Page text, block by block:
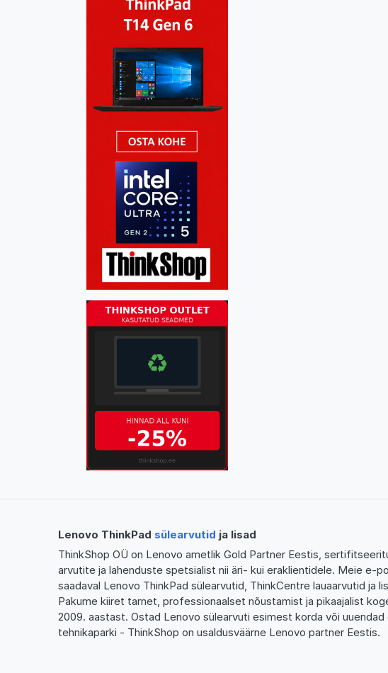
Lenovo ThinkPad sülearvutid ja lisad
ThinkShop OÜ on Lenovo ametlik Gold Partner Eestis,
arvutite ja lahenduste spetsialist nii äri- kui eraklientidele. Meie e-
saadaval Lenovo ThinkPad sülearvutid, ThinkCentre lauaarvutid ja
Pakume kiiret tarnet, professionaalset nõustamist ja pikaajalist
2009. aastast. Ostad Lenovo sülearvuti esimest korda või
tehnikaparki - ThinkShop on usaldusväärne Lenovo partner Eestis.